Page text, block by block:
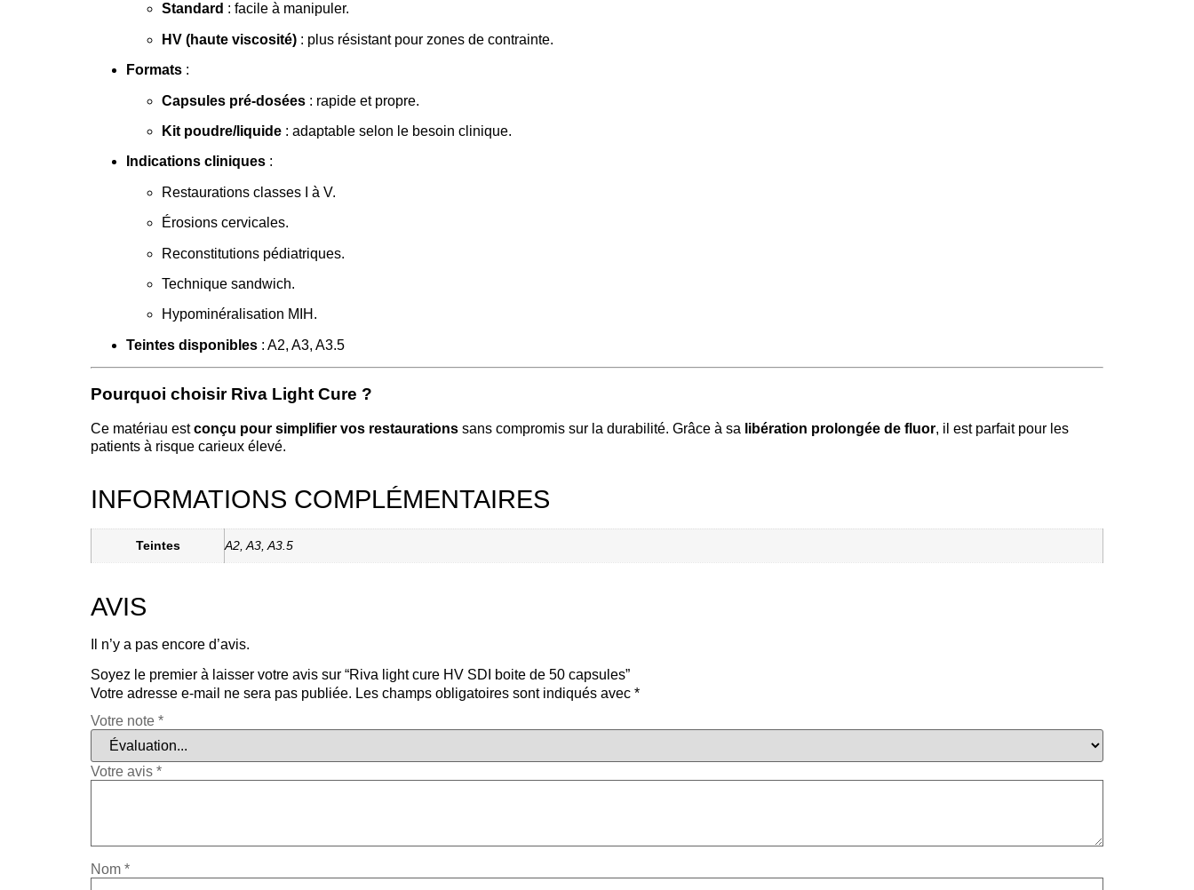
Standard : facile à manipuler.
HV (haute viscosité) : plus résistant pour zones de contrainte.
Formats :
Capsules pré-dosées : rapide et propre.
Kit poudre/liquide : adaptable selon le besoin clinique.
Indications cliniques :
Restaurations classes I à V.
Érosions cervicales.
Reconstitutions pédiatriques.
Technique sandwich.
Hypominéralisation MIH.
Teintes disponibles : A2, A3, A3.5
Pourquoi choisir Riva Light Cure ?
Ce matériau estconçu pour simplifier vos restaurations sans compromis sur la durabilité. Grâce à sa libération prolongée de fluor, il est parfait pour les
patients à risque carieux élevé.
INFORMATIONS COMPLÉMENTAIRES
Teintes A2, A3, A3.5
AVIS
Il n’y a pas encore d’avis.
Soyez le premier à laisser votre avis sur “Riva light cure HV SDI boite de 50 capsules”
Votre adresse e-mail ne sera pas publiée. Les champs obligatoires sont indiqués avec *
Votre note *
Votre avis *
Nom *